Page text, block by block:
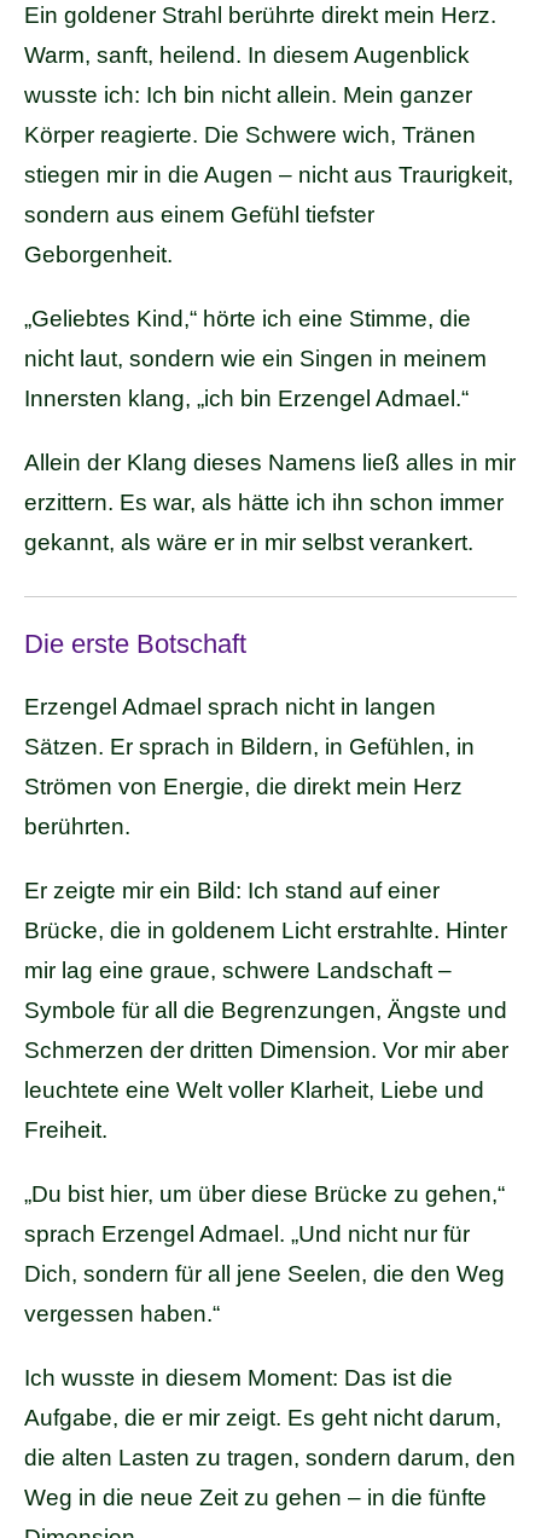
Ein goldener Strahl berührte direkt mein Herz.
Warm, sanft, heilend. In diesem Augenblick
wusste ich: Ich bin nicht allein. Mein ganzer
Körper reagierte. Die Schwere wich, Tränen
stiegen mir in die Augen – nicht aus Traurigkeit,
sondern aus einem Gefühl tiefster
Geborgenheit.
„Geliebtes Kind,“ hörte ich eine Stimme, die
nicht laut, sondern wie ein Singen in meinem
Innersten klang, „ich bin Erzengel Admael.“
Allein der Klang dieses Namens ließ alles in mir
erzittern. Es war, als hätte ich ihn schon immer
gekannt, als wäre er in mir selbst verankert.
Die erste Botschaft
Erzengel Admael sprach nicht in langen
Sätzen. Er sprach in Bildern, in Gefühlen, in
Strömen von Energie, die direkt mein Herz
berührten.
Er zeigte mir ein Bild: Ich stand auf einer
Brücke, die in goldenem Licht erstrahlte. Hinter
mir lag eine graue, schwere Landschaft –
Symbole für all die Begrenzungen, Ängste und
Schmerzen der dritten Dimension. Vor mir aber
leuchtete eine Welt voller Klarheit, Liebe und
Freiheit.
„Du bist hier, um über diese Brücke zu gehen,“
sprach Erzengel Admael. „Und nicht nur für
Dich, sondern für all jene Seelen, die den Weg
vergessen haben.“
Ich wusste in diesem Moment: Das ist die
Aufgabe, die er mir zeigt. Es geht nicht darum,
die alten Lasten zu tragen, sondern darum, den
Weg in die neue Zeit zu gehen – in die fünfte